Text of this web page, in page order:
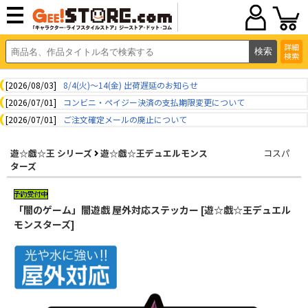
詳細
検索
[2026/08/03]
8/4(火)～14(金) 出荷遅延のお知らせ
[2026/07/01]
コンビニ・ペイジー決済の支払期限変更について
[2026/07/01]
ご注文確定メールの廃止について
遊☆戯☆王 シリーズ
遊☆戯☆王デュエルモンス
ターズ
コスパ
「闇のゲーム」闇遊戯 屋外対応ステッカー [遊☆戯☆王デュエル
モンスターズ]